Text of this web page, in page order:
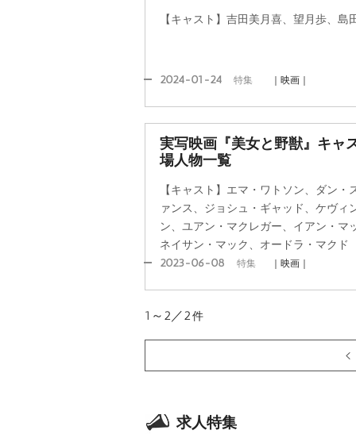
【キャスト】吉田美月喜、望月歩、
2024-01-24 特集 ｜映画｜
実写映画『美女と野獣』キャ
場人物一覧
【キャスト】エマ・ワトソン、ダン
ァンス、ジョシュ・ギャッド、ケヴィ
ン、ユアン・マクレガー、イアン・マ
ネイサン・マック、オードラ・マクド
2023-06-08 特集 ｜映画｜
1～2／2件
求人特集